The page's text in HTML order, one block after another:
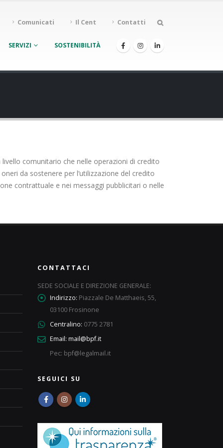
Comunicati Il Cent Contatti
SERVIZI SOSTENIBILITÀ
comunitario che nelle operazioni di credito
da sostenere per l’utilizzazione del credito
contrattuale e nei messaggi pubblicitari o nelle
CONTATTACI
SEDE SOCIALE E DIREZIONE GENERALE:
Indirizzo: Piazzale De Matthaeis, 55,
03100 Frosinone
Centralino: 0775 2781
Email: mail@bpf.it
Pec: bpf@legalmail.it
SEGUICI SU